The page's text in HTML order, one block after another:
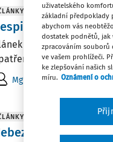
nejlepší
se věnuje
a jejich
Mgr. Bc. Lucie Kyselová
látky
uživatelského
základní předpoklady
abychom vás
dostatek podnětů, jak
zpracováním souborů
ve vašem prohlížeči.
ke zlepšování našich
míru. Oznámení o